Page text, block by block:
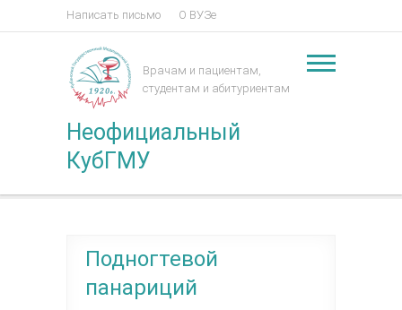
Написать письмо О ВУЗе
Неофициальный
КубГМУ
Врачам и пациентам,
студентам и абитуриентам
Подногтевой
панариций